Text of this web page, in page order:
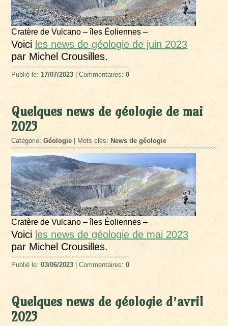
Cratère de Vulcano – îles Éoliennes –
Voici les news de géologie de juin 2023
par Michel Crousilles.
Publié le: 17/07/2023 | Commentaires:0
Quelques news de géologie de mai
2023
Catégorie:Géologie | Mots clés:News de géologie
Cratère de Vulcano – îles Éoliennes –
Voici les news de géologie de mai 2023
par Michel Crousilles.
Publié le:03/06/2023 | Commentaires:0
Quelques news de géologie d’avril
2023